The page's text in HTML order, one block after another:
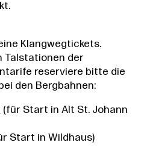
Klangwegtickets.
Talstationen der
reserviere bitte die
den Bergbahnen:
(für Start in Alt St. Johann
Start in Wildhaus)